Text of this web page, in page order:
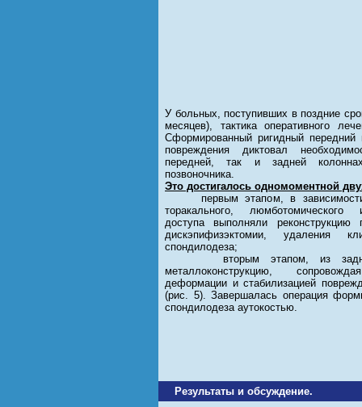
У больных, поступивших в поздние
месяцев), тактика оперативного
Сформированный ригидный передний
повреждения диктовал
передней, так и задней
позвоночника.
Это достигалось одномоментной
первым этапом, в зависимости
торакального, люмботомического
доступа выполняли
дискэпифизэктомии, удаления
спондилодеза;
вторым этапом, из заднего
металлоконструкцию,
деформации и стабилизацией
(рис. 5). Завершалась операция
спондилодеза аутокостью.
Результаты и обсуждение.